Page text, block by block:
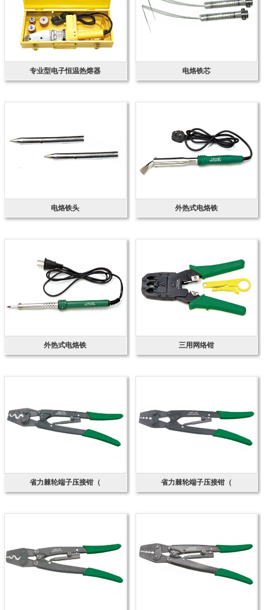
专业型电子恒温热熔器 电烙铁芯
电烙铁头 外热式电烙铁
外热式电烙铁 三用网络钳
省力棘轮端子压接钳（ 省力棘轮端子压接钳（